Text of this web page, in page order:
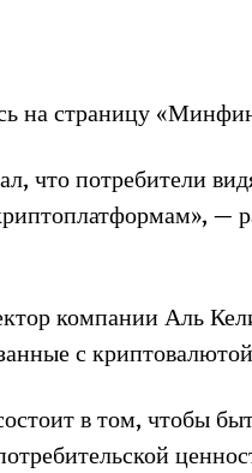
на страницу
что потребители
—
компании Аль
с
в том, чтобы